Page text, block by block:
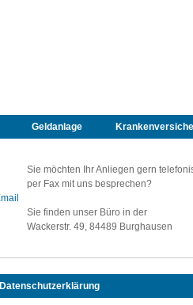
Geldanlage
Sie möchten Ihr Anliegen gern
per Fax mit uns besprechen?
Sie finden unser Büro in der
Wackerstr. 49, 84489 Burghausen
Datenschutzerklärung